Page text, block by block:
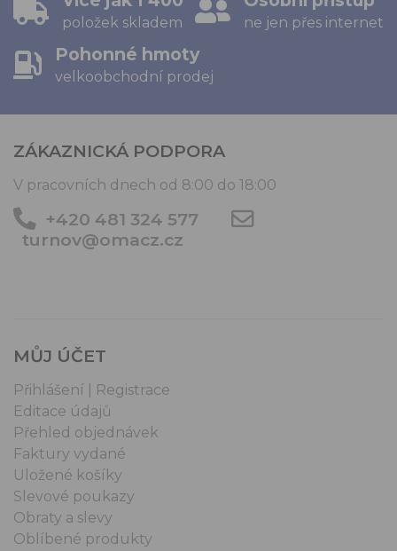
položek skladem ne jen přes internet
Pohonné hmoty
velkoobchodní prodej
ZÁKAZNICKÁ PODPORA
V pracovních dnech od 8:00 do 18:00
+420 481 324 577
turnov@omacz.cz
MŮJ ÚČET
Přihlášení | Registrace
Editace údajů
Přehled objednávek
Faktury vydané
Uložené košíky
Slevové poukazy
Obraty a slevy
Oblíbené produkty